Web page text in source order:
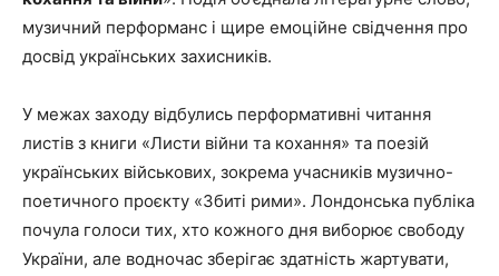
музичний перформанс і щире емоційне свідчення про
досвід українських захисників.
У межах заходу відбулись перформативні читання
листів з книги «Листи війни та кохання» та поезій
українських військових, зокрема учасників музично-
поетичного проєкту «Збиті рими». Лондонська публіка
почула голоси тих, хто кожного дня виборює свободу
України, але водночас зберігає здатність жартувати,